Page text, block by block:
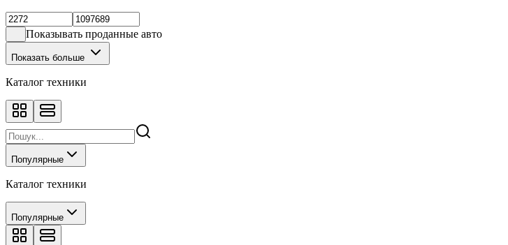
Показывать проданные авто
Показать больше
Каталог техники
Популярные
Каталог техники
Популярные